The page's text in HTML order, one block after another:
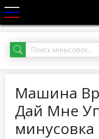
Машина
Дай Мне
минусовка